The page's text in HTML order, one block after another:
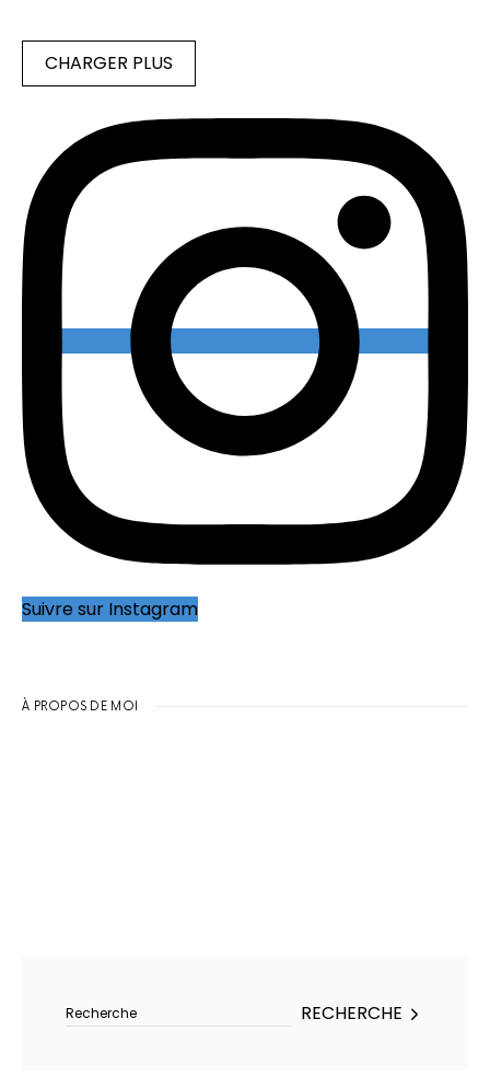
CHARGER PLUS
Suivre sur Instagram
À PROPOS DE MOI
RECHERCHE